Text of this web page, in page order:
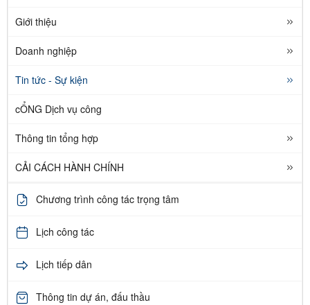
Giới thiệu
Doanh nghiệp
Tin tức - Sự kiện
cỔNG Dịch vụ công
Thông tin tổng hợp
CẢI CÁCH HÀNH CHÍNH
Chương trình công tác trọng tâm
Lịch công tác
Lịch tiếp dân
Thông tin dự án, đấu thầu